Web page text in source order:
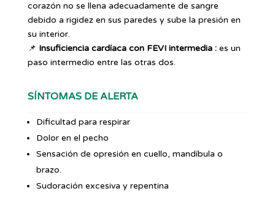
corazón no se llena adecuadamente de sangre
debido a rigidez en sus paredes y sube la presión en
su interior.
📌 Insuficiencia cardíaca con FEVI intermedia : es un
paso intermedio entre las otras dos.
SÍNTOMAS DE ALERTA
Dificultad para respirar
Dolor en el pecho
Sensación de opresión en cuello, mandíbula o
brazo.
Sudoración excesiva y repentina